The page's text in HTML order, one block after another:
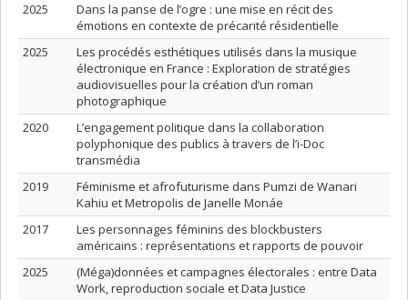
2025
Dans la panse de l’ogre : une mise en récit des
émotions en contexte de précarité résidentielle
2025
Les procédés esthétiques utilisés dans la musique
électronique en France : Exploration de stratégies
audiovisuelles pour la création d’un roman
photographique
2020
L’engagement politique dans la collaboration
polyphonique des publics à travers de l’i-Doc
transmédia
2019
Féminisme et afrofuturisme dans Pumzi de Wanari
Kahiu et Metropolis de Janelle Monáe
2017
Les personnages féminins des blockbusters
américains : représentations et rapports de pouvoir
2025
(Méga)données et campagnes électorales : entre Data
Work, reproduction sociale et Data Justice